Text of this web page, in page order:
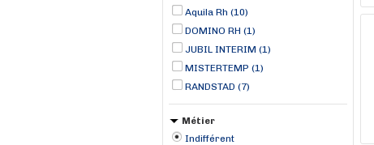
Aquila Rh (10)
DOMINO RH (1)
JUBIL INTERIM (1)
MISTERTEMP (1)
RANDSTAD (7)
Métier
Indifférent